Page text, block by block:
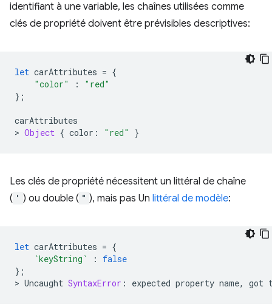
identifiant à une variable, les chaînes utilisées comme
clés de propriété doivent être prévisibles descriptives:
let carAttributes = {
"color"
:
"red"
};
carAttributes
> Object { color : "red" }
Les clés de propriété nécessitent un littéral de chaîne
( ' ) ou double ( " ), mais pas Un littéral de modèle:
let carAttributes = {
`keyString`
:
false
};
> Uncaught SyntaxError : expected property name, got